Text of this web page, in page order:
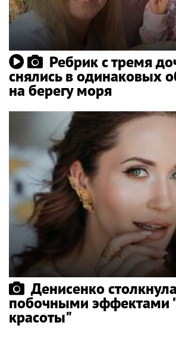
Ребрик с тремя
снялись в одинаковых
на берегу моря
Денисенко
побочными эффектами
красоты"